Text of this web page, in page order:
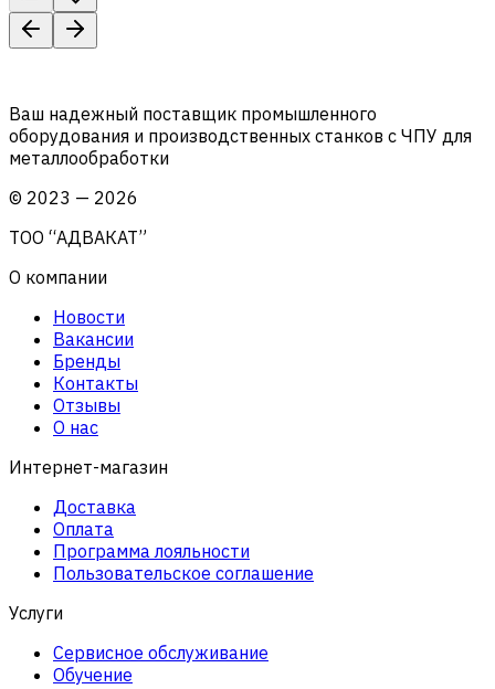
Ваш надежный поставщик промышленного
оборудования и производственных станков с ЧПУ для
металлообработки
© 2023 — 2026
ТОО “АДВАКАТ”
О компании
Новости
Вакансии
Бренды
Контакты
Отзывы
О нас
Интернет-магазин
Доставка
Оплата
Программа лояльности
Пользовательское соглашение
Услуги
Сервисное обслуживание
Обучение